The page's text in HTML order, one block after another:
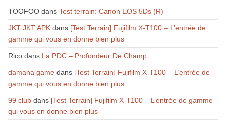
TOOFOOdans Test terrain: Canon EOS 5Ds (R)
JKT JKT APKdans [Test Terrain] Fujifilm X-T100 – L’entrée de
gamme qui vous en donne bien plus
Ricodans La PDC – Profondeur De Champ
damana gamedans [Test Terrain] Fujifilm X-T100 – L’entrée de
gamme qui vous en donne bien plus
99 clubdans [Test Terrain] Fujifilm X-T100 – L’entrée de gamme
qui vous en donne bien plus